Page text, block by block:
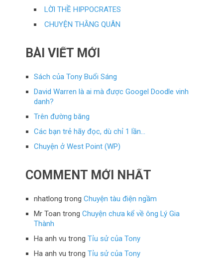
LỜI THỀ HIPPOCRATES
CHUYỆN THẰNG QUÂN
BÀI VIẾT MỚI
Sách của Tony Buổi Sáng
David Warren là ai mà được Googel Doodle vinh
danh?
Trên đường băng
Các bạn trẻ hãy đọc, dù chỉ 1 lần…
Chuyện ở West Point (WP)
COMMENT MỚI NHẤT
nhatlong trongChuyện tàu điện ngầm
Mr Toan trongChuyện chưa kể về ông Lý Gia
Thành
Ha anh vu trongTỉu sử của Tony
Ha anh vu trongTỉu sử của Tony